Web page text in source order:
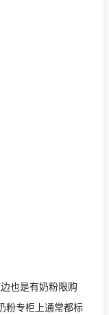
也是有奶粉限购
粉专柜上通常都标